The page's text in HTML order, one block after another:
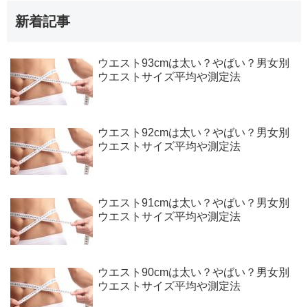
新着記事
ウエスト93cmは太い？やばい？男女別
ウエストサイズ平均や測定法
ウエスト92cmは太い？やばい？男女別
ウエストサイズ平均や測定法
ウエスト91cmは太い？やばい？男女別
ウエストサイズ平均や測定法
ウエスト90cmは太い？やばい？男女別
ウエストサイズ平均や測定法